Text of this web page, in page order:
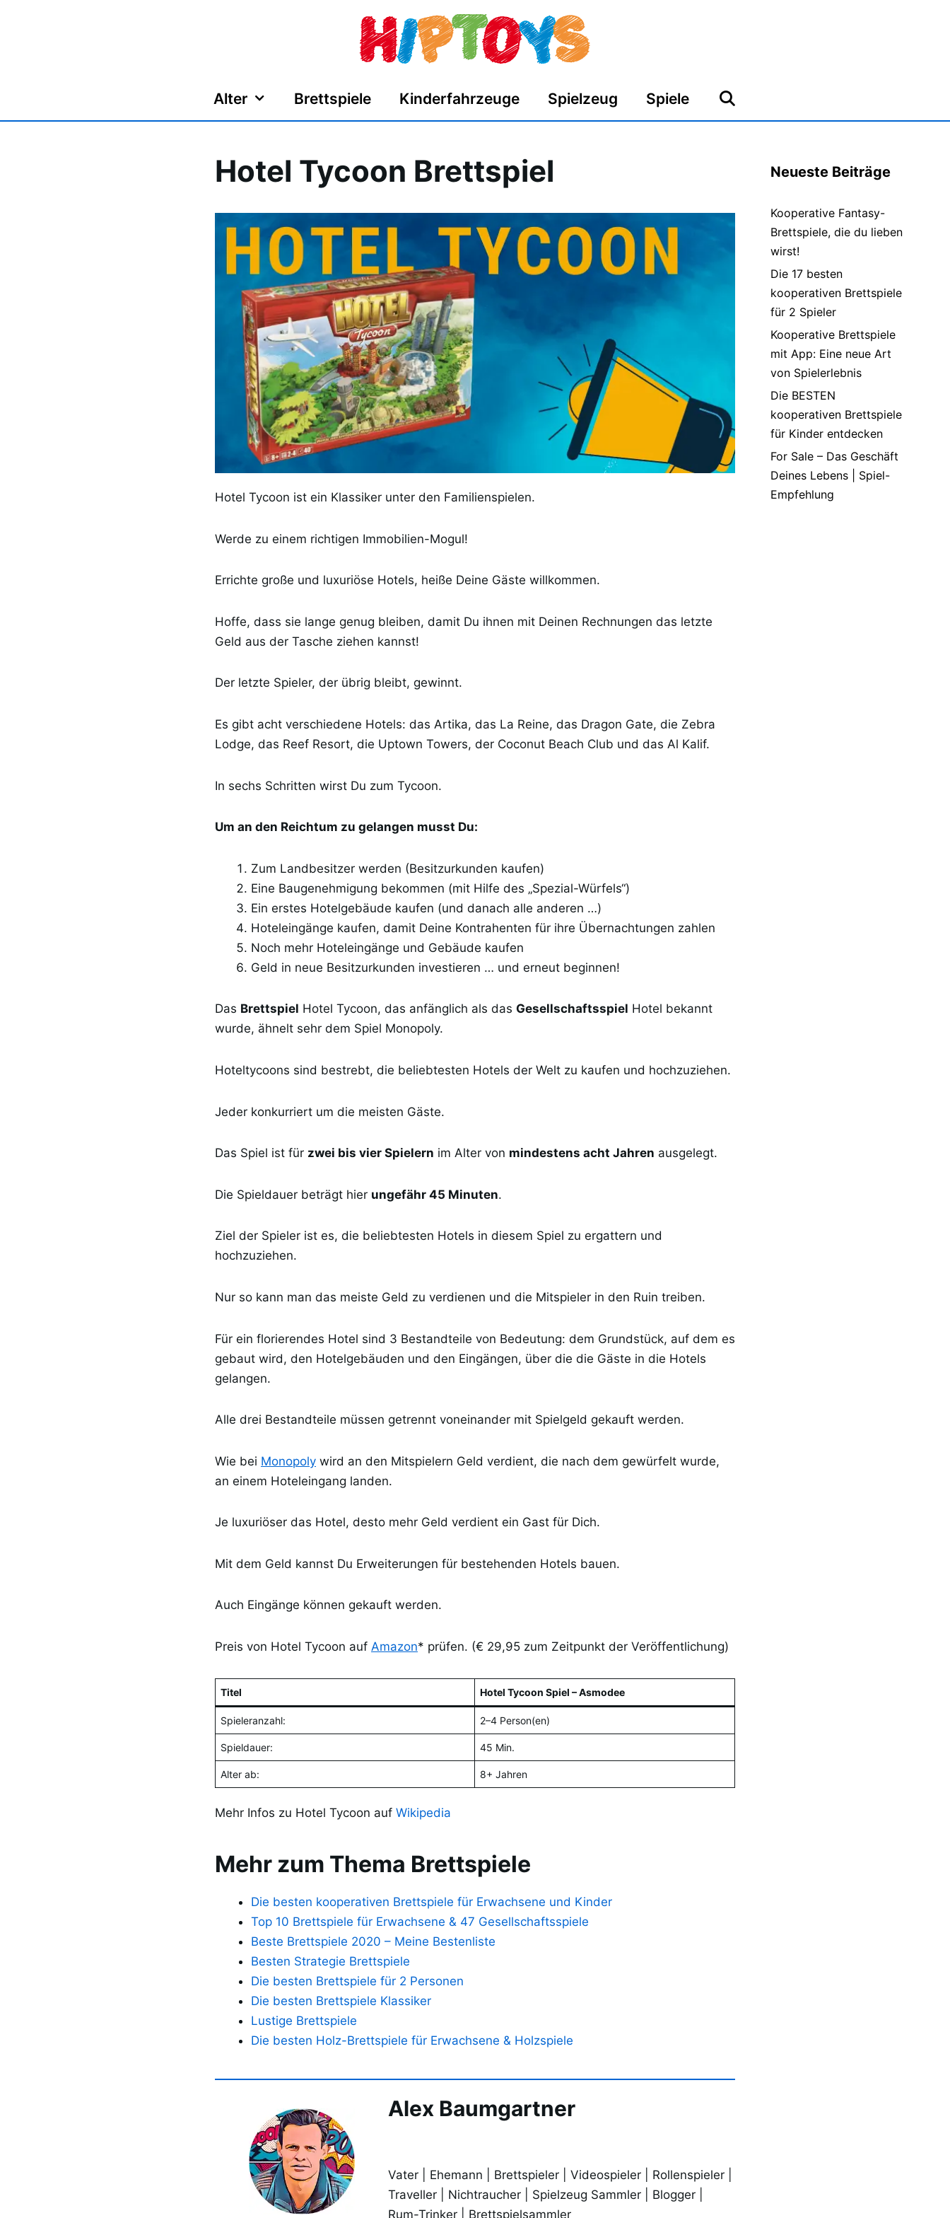
Alter Brettspiele Kinderfahrzeuge Spielzeug Spiele
Hotel Tycoon Brettspiel
Hotel Tycoon ist ein Klassiker unter den Familienspielen.
Werde zu einem richtigen Immobilien-Mogul!
Errichte große und luxuriöse Hotels, heiße Deine Gäste willkommen.
Hoffe, dass sie lange genug bleiben, damit Du ihnen mit Deinen Rechnungen das letzte
Geld aus der Tasche ziehen kannst!
Der letzte Spieler, der übrig bleibt, gewinnt.
Es gibt acht verschiedene Hotels: das Artika, das La Reine, das Dragon Gate, die Zebra
Lodge, das Reef Resort, die Uptown Towers, der Coconut Beach Club und das Al Kalif.
In sechs Schritten wirst Du zum Tycoon.
Um an den Reichtum zu gelangen musst Du:
Zum Landbesitzer werden (Besitzurkunden kaufen)
Eine Baugenehmigung bekommen (mit Hilfe des „Spezial-Würfels“)
Ein erstes Hotelgebäude kaufen (und danach alle anderen …)
Hoteleingänge kaufen, damit Deine Kontrahenten für ihre Übernachtungen zahlen
Noch mehr Hoteleingänge und Gebäude kaufen
Geld in neue Besitzurkunden investieren … und erneut beginnen!
Das Brettspiel Hotel Tycoon, das anfänglich als das Gesellschaftsspiel Hotel bekannt
wurde, ähnelt sehr dem Spiel Monopoly.
Hoteltycoons sind bestrebt, die beliebtesten Hotels der Welt zu kaufen und hochzuziehen.
Jeder konkurriert um die meisten Gäste.
Das Spiel ist für zwei bis vier Spielern im Alter von mindestens acht Jahren ausgelegt.
Die Spieldauer beträgt hier ungefähr 45 Minuten.
Ziel der Spieler ist es, die beliebtesten Hotels in diesem Spiel zu ergattern und
hochzuziehen.
Nur so kann man das meiste Geld zu verdienen und die Mitspieler in den Ruin treiben.
Für ein florierendes Hotel sind 3 Bestandteile von Bedeutung: dem Grundstück, auf dem es
gebaut wird, den Hotelgebäuden und den Eingängen, über die die Gäste in die Hotels
gelangen.
Alle drei Bestandteile müssen getrennt voneinander mit Spielgeld gekauft werden.
Wie bei Monopoly wird an den Mitspielern Geld verdient, die nach dem gewürfelt wurde,
an einem Hoteleingang landen.
Je luxuriöser das Hotel, desto mehr Geld verdient ein Gast für Dich.
Mit dem Geld kannst Du Erweiterungen für bestehenden Hotels bauen.
Auch Eingänge können gekauft werden.
Preis von Hotel Tycoon auf Amazon* prüfen. (€ 29,95 zum Zeitpunkt der Veröffentlichung)
Titel Hotel Tycoon Spiel – Asmodee
Spieleranzahl: 2–4 Person(en)
Spieldauer: 45 Min.
Alter ab: 8+ Jahren
Mehr Infos zu Hotel Tycoon auf Wikipedia
Mehr zum Thema Brettspiele
Die besten kooperativen Brettspiele für Erwachsene und Kinder
Top 10 Brettspiele für Erwachsene & 47 Gesellschaftsspiele
Beste Brettspiele 2020 – Meine Bestenliste
Besten Strategie Brettspiele
Die besten Brettspiele für 2 Personen
Die besten Brettspiele Klassiker
Lustige Brettspiele
Die besten Holz-Brettspiele für Erwachsene & Holzspiele
Alex Baumgartner
Vater | Ehemann | Brettspieler | Videospieler | Rollenspieler |
Traveller | Nichtraucher | Spielzeug Sammler | Blogger |
Rum-Trinker | Brettspielsammler
Neueste Beiträge
Kooperative Fantasy-
Brettspiele, die du lieben
wirst!
Die 17 besten
kooperativen Brettspiele
für 2 Spieler
Kooperative Brettspiele
mit App: Eine neue Art
von Spielerlebnis
Die BESTEN
kooperativen Brettspiele
für Kinder entdecken
For Sale – Das Geschäft
Deines Lebens | Spiel-
Empfehlung